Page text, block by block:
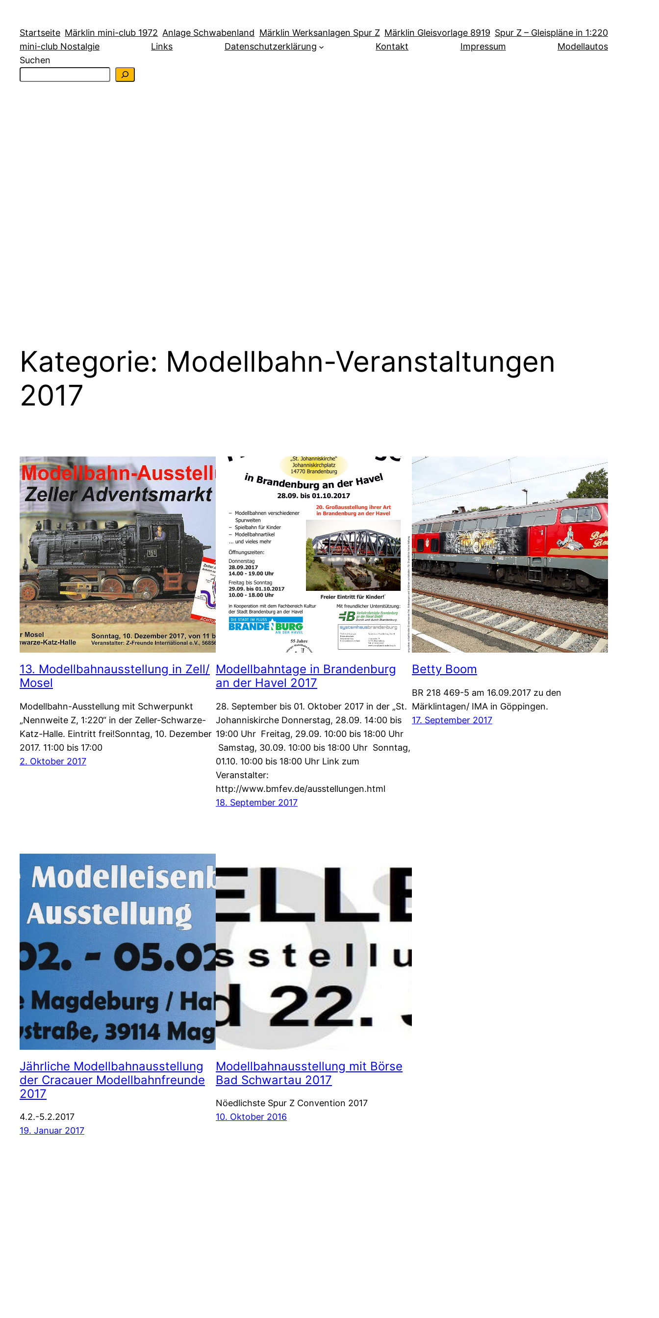
springen
Startseite Märklin mini-club 1972 Anlage Schwabenland Märklin Werksanlagen Spur Z Märklin Gleisvorlage 8919 Spur Z – Gleispläne in 1:220
mini-club Nostalgie
Links Datenschutzerklärung Kontakt Impressum
Modellautos
Suchen
Kategorie: Modellbahn-Veranstaltungen
2017
13. Modellbahnausstellung in Zell/
Mosel
Modellbahn-Ausstellung mit Schwerpunkt
„Nennweite Z, 1:220“ in der Zeller-Schwarze-
Katz-Halle. Eintritt frei!Sonntag, 10. Dezember
2017. 11:00 bis 17:00
2. Oktober 2017
Modellbahntage in Brandenburg
an der Havel 2017
28. September bis 01. Oktober 2017 in der „St.
Johanniskirche Donnerstag, 28.09. 14:00 bis
19:00 Uhr Freitag, 29.09. 10:00 bis 18:00 Uhr
Samstag, 30.09. 10:00 bis 18:00 Uhr Sonntag,
01.10. 10:00 bis 18:00 Uhr Link zum
Veranstalter:
http://www.bmfev.de/ausstellungen.html
18. September 2017
Betty Boom
BR 218 469-5 am 16.09.2017 zu den
Märklintagen/ IMA in Göppingen.
17. September 2017
Jährliche Modellbahnausstellung
der Cracauer Modellbahnfreunde
2017
4.2.-5.2.2017
19. Januar 2017
Modellbahnausstellung mit Börse
Bad Schwartau 2017
Nöedlichste Spur Z Convention 2017
10. Oktober 2016